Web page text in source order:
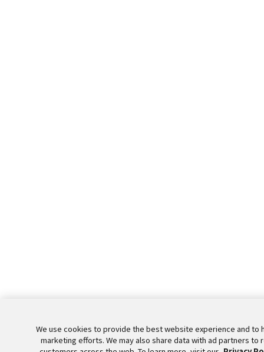
We use cookies to provide the best website experience and to
marketing efforts. We may also share data with ad partners to